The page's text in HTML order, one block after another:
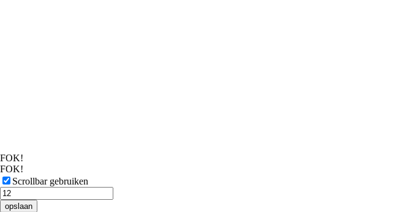
FOK!
FOK!
Scrollbar gebruiken
opslaan